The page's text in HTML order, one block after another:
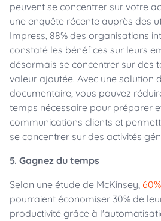
peuvent se concentrer sur votre
une enquête récente auprès des
Impress, 88% des organisations
constaté les bénéfices sur leurs
désormais se concentrer sur des
valeur ajoutée. Avec une solution
documentaire, vous pouvez
temps nécessaire pour préparer
communications clients et
se concentrer sur des activités
5. Gagnez du temps
Selon une étude de McKinsey,
pourraient économiser 30% de
productivité grâce à